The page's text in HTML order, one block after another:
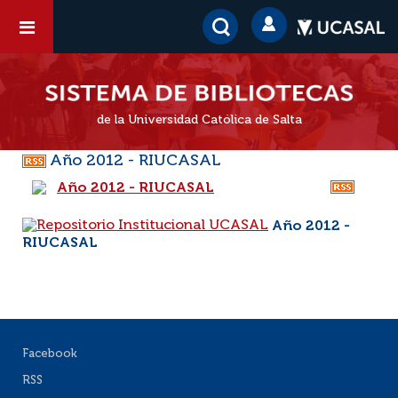
de la Universidad Católica de Salta
Año 2012 - RIUCASAL
Año 2012 - RIUCASAL
Año 2012 -
RIUCASAL
Facebook
RSS